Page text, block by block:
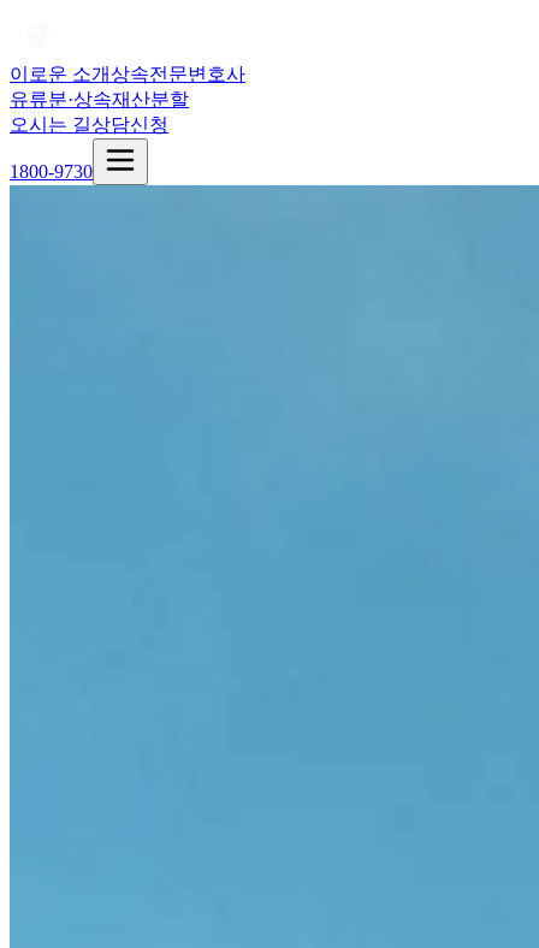
이로운 소개상속전문변호사
유류분·상속재산분할
오시는 길상담신청
1800-9730